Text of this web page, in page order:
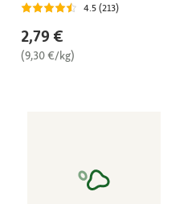
4.5 (213)
2,79 €
(9,30 €/kg)